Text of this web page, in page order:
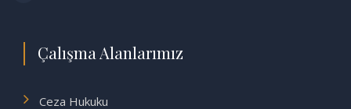
Çalışma Alanlarımız
Ceza Hukuku